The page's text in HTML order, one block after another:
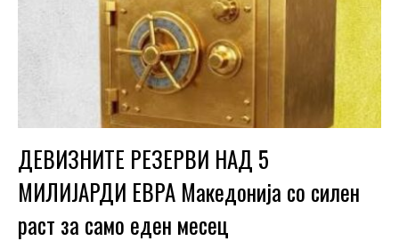
ДЕВИЗНИТЕ РЕЗЕРВИ НАД 5
МИЛИЈАРДИ ЕВРА Македонија со силен
раст за само еден месец